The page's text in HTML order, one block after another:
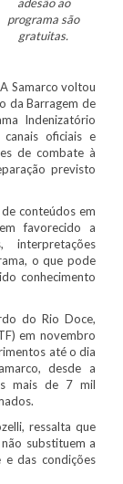
programa são
gratuitas.
Samarco voltou
da Barragem de
Indenizatório
oficiais e
de combate à
previsto
conteúdos em
favorecido a
interpretações
o que pode
conhecimento
do Rio Doce,
em novembro
até o dia
desde a
mais de 7 mil
ressalta que
substituem a
e das condições